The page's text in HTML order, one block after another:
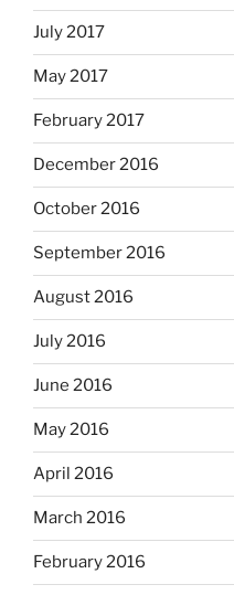
July 2017
May 2017
February 2017
December 2016
October 2016
September 2016
August 2016
July 2016
June 2016
May 2016
April 2016
March 2016
February 2016